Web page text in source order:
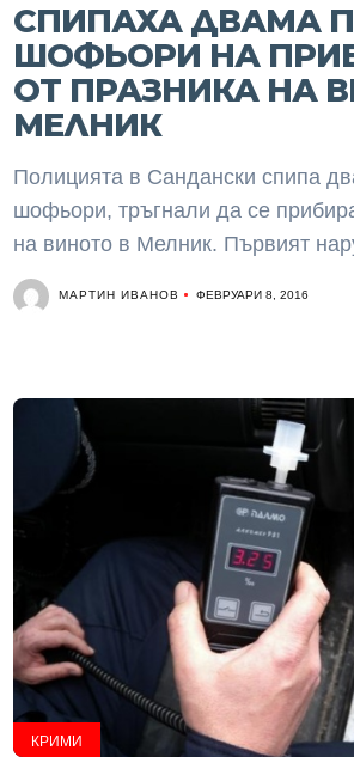
СПИПАХА ДВАМА
ШОФЬОРИ НА
ОТ ПРАЗНИКА НА
МЕЛНИК
Полицията в Сандански спипа
шофьори, тръгнали да се
на виното в Мелник. Първият
МАРТИН ИВАНОВ ФЕВРУАРИ 8, 2016
КРИМИ